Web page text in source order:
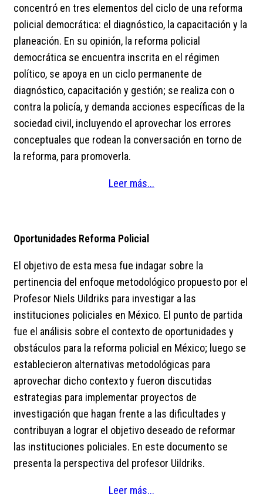
concentró en tres elementos del ciclo de una reforma
policial democrática: el diagnóstico, la capacitación y la
planeación. En su opinión, la reforma policial
democrática se encuentra inscrita en el régimen
político, se apoya en un ciclo permanente de
diagnóstico, capacitación y gestión; se realiza con o
contra la policía, y demanda acciones específicas de la
sociedad civil, incluyendo el aprovechar los errores
conceptuales que rodean la conversación en torno de
la reforma, para promoverla.
Leer más...
Oportunidades Reforma Policial
El objetivo de esta mesa fue indagar sobre la
pertinencia del enfoque metodológico propuesto por el
Profesor Niels Uildriks para investigar a las
instituciones policiales en México. El punto de partida
fue el análisis sobre el contexto de oportunidades y
obstáculos para la reforma policial en México; luego se
establecieron alternativas metodológicas para
aprovechar dicho contexto y fueron discutidas
estrategias para implementar proyectos de
investigación que hagan frente a las dificultades y
contribuyan a lograr el objetivo deseado de reformar
las instituciones policiales. En este documento se
presenta la perspectiva del profesor Uildriks.
Leer más...